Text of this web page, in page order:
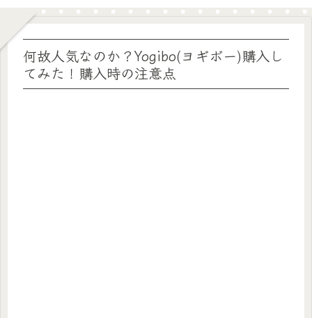
何故人気なのか？Yogibo(ヨギボー)購入し
てみた！購入時の注意点